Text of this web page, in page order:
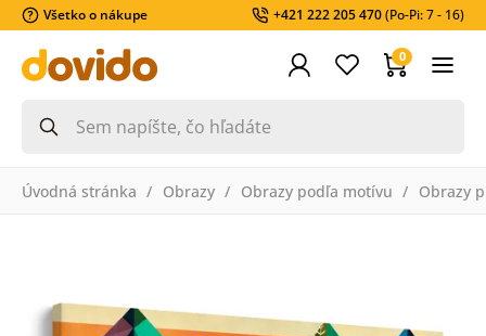
Všetko o nákupe +421 222 205 470(Po-Pi: 7 - 16)
0
Úvodná stránka Obrazy Obrazy podľa motívu Obrazy